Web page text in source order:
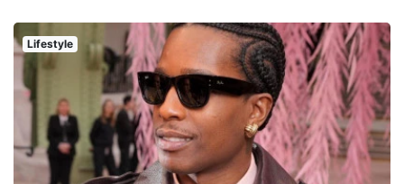
Lifestyle